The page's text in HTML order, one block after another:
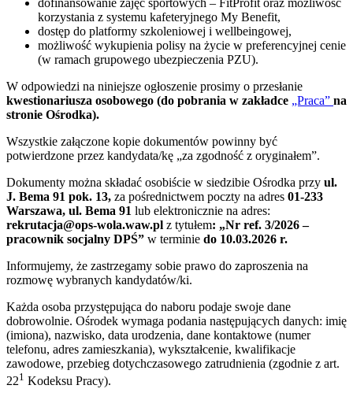
dofinansowanie zajęć sportowych – FitProfit oraz możliwość
korzystania z systemu kafeteryjnego My Benefit,
dostęp do platformy szkoleniowej i wellbeingowej,
możliwość wykupienia polisy na życie w preferencyjnej cenie
(w ramach grupowego ubezpieczenia PZU).
W odpowiedzi na niniejsze ogłoszenie prosimy o przesłanie
kwestionariusza osobowego (do pobrania w zakładce „Praca” na
stronie Ośrodka).
Wszystkie załączone kopie dokumentów powinny być
potwierdzone przez kandydata/kę „za zgodność z oryginałem”.
Dokumenty można składać osobiście w siedzibie Ośrodka przy ul.
J. Bema 91 pok. 13, za pośrednictwem poczty na adres 01-233
Warszawa, ul. Bema 91 lub elektronicznie na adres:
rekrutacja@ops-wola.waw.pl z tytułem: „Nr ref. 3/2026 –
pracownik socjalny DPŚ” w terminie do 10.03.2026 r.
Informujemy, że zastrzegamy sobie prawo do zaproszenia na
rozmowę wybranych kandydatów/ki.
Każda osoba przystępująca do naboru podaje swoje dane
dobrowolnie. Ośrodek wymaga podania następujących danych: imię
(imiona), nazwisko, data urodzenia, dane kontaktowe (numer
telefonu, adres zamieszkania), wykształcenie, kwalifikacje
zawodowe, przebieg dotychczasowego zatrudnienia (zgodnie z art.
221 Kodeksu Pracy).